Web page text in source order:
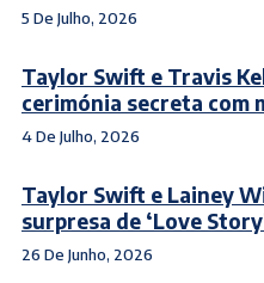
5 De Julho, 2026
Taylor Swift e Travis
cerimónia secreta com
4 De Julho, 2026
Taylor Swift e Lainey
surpresa de ‘Love
26 De Junho, 2026